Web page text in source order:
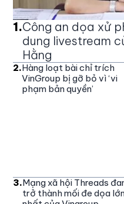
1.Công an dọa xử
dung livestream
Hằng
2.Hàng loạt bài chỉ trích
VinGroup bị gỡ bỏ vì ‘vi
phạm bản quyền’
3.Mạng xã hội Threads
trở thành mối đe dọa